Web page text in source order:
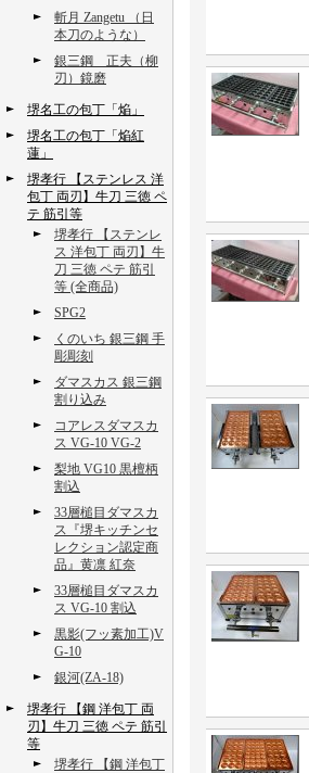
斬月 Zangetu （日
本刀のような）
銀三鋼 正夫（柳
刃）鏡磨
堺名工の包丁「焔」
堺名工の包丁「焔紅
蓮」
堺孝行 【ステンレス 洋
包丁 両刃】牛刀 三徳 ペ
テ 筋引等
堺孝行 【ステンレ
ス 洋包丁 両刃】牛
刀 三徳 ペテ 筋引
等 (全商品)
SPG2
くのいち 銀三鋼 手
彫彫刻
ダマスカス 銀三鋼
割り込み
コアレスダマスカ
ス VG-10 VG-2
梨地 VG10 黒檀柄
割込
33層槌目ダマスカ
ス『堺キッチンセ
レクション認定商
品』黄凛 紅奈
33層槌目ダマスカ
ス VG-10 割込
黒影(フッ素加工)V
G-10
銀河(ZA-18)
堺孝行 【鋼 洋包丁 両
刃】牛刀 三徳 ペテ 筋引
等
堺孝行 【鋼 洋包丁